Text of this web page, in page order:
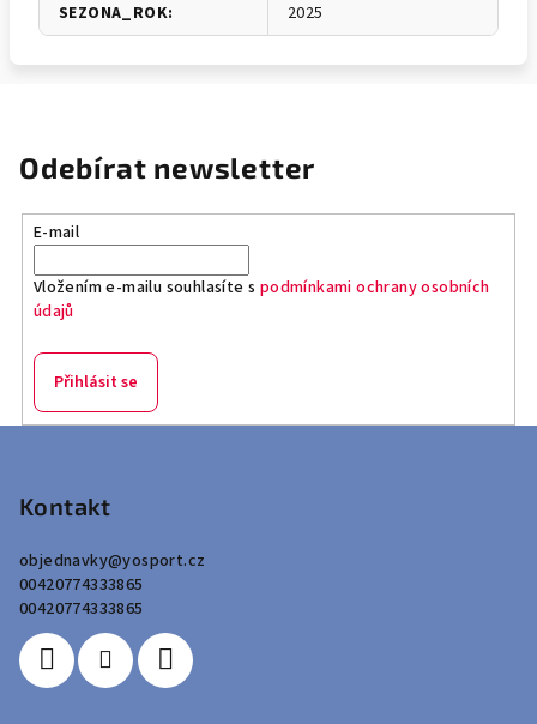
SEZONA_ROK: 2025
Odebírat newsletter
E-mail
Vložením e-mailu souhlasíte s podmínkami ochrany osobních
údajů
Přihlásit se
Kontakt
objednavky@yosport.cz
00420774333865
00420774333865